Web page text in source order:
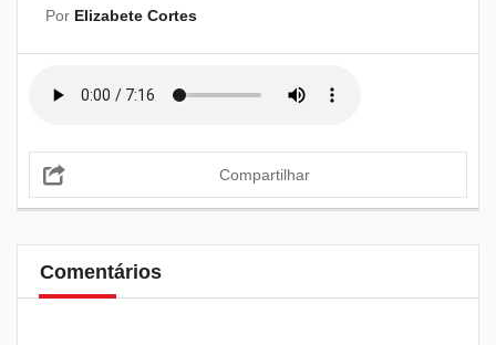
Por Elizabete Cortes
Compartilhar
Comentários